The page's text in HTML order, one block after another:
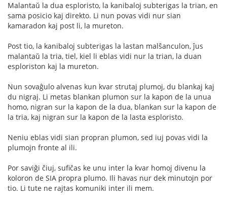
Malantaŭ la dua esploristo, la kanibaloj subterigas la trian, en
sama posicio kaj direkto. Li nun povas vidi nur sian
kamaradon kaj post li, la mureton.
Post tio, la kanibaloj subterigas la lastan malŝanculon, ĵus
malantaŭ la tria, tiel, kiel li eblas vidi nur la trian, la duan
esploriston kaj la mureton.
Nun sovaĝulo alvenas kun kvar strutaj plumoj, du blankaj kaj
du nigraj. Li metas blankan plumon sur la kapon de la unua
homo, nigran sur la kapon de la dua, blankan sur la kapon de
la tria, kaj nigran sur la kapon de la lasta esploristo.
Neniu eblas vidi sian propran plumon, sed iuj povas vidi la
plumojn fronte al ili.
Por saviĝi ĉiuj, sufiĉas ke unu inter la kvar homoj divenu la
koloron de SIA propra plumo. Ili havas nur dek minutojn por
tio. Li tute ne rajtas komuniki inter ili mem.